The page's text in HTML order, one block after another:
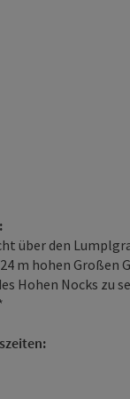
über den
m hohen Großen
Hohen Nocks zu